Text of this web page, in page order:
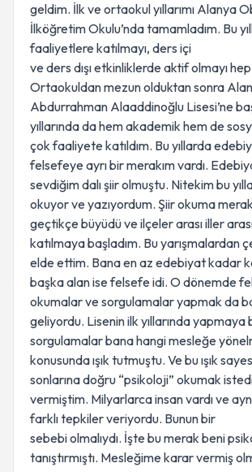
geldim. İlk ve ortaokul yıllarımı Alanya
İlköğretim Okulu’nda tamamladım. Bu
faaliyetlere katılmayı, ders içi
ve ders dışı etkinliklerde aktif olmayı
Ortaokuldan mezun olduktan sonra
Abdurrahman Alaaddinoğlu Lisesi’ne
yıllarında da hem akademik hem de
çok faaliyete katıldım. Bu yıllarda
felsefeye ayrı bir merakım vardı.
sevdiğim dalı şiir olmuştu. Nitekim bu
okuyor ve yazıyordum. Şiir okuma
geçtikçe büyüdü ve ilçeler arası iller
katılmaya başladım. Bu yarışmalardan
elde ettim. Bana en az edebiyat kadar
başka alan ise felsefe idi. O dönemde
okumalar ve sorgulamalar yapmak da
geliyordu. Lisenin ilk yıllarında yapmaya
sorgulamalar bana hangi mesleğe
konusunda ışık tutmuştu. Ve bu ışık
sonlarına doğru “psikoloji” okumak
vermiştim. Milyarlarca insan vardı ve
farklı tepkiler veriyordu. Bunun bir
sebebi olmalıydı. İşte bu merak beni
tanıştırmıştı. Mesleğime karar vermiş